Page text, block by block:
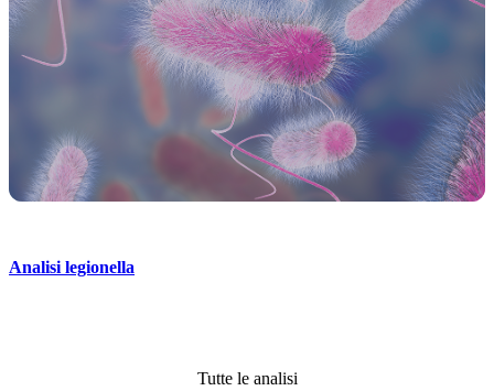
Analisi legionella
Tutte le analisi